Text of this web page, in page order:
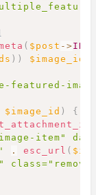
( $post ->ID
) ) $image_ids
featured-
$image_id )
{
item"
. esc_url (